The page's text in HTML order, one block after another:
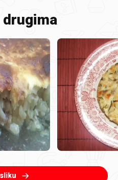
drugima